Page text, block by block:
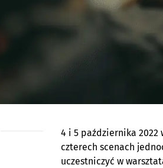
4 i 5 października 2022
czterech scenach
uczestniczyć w